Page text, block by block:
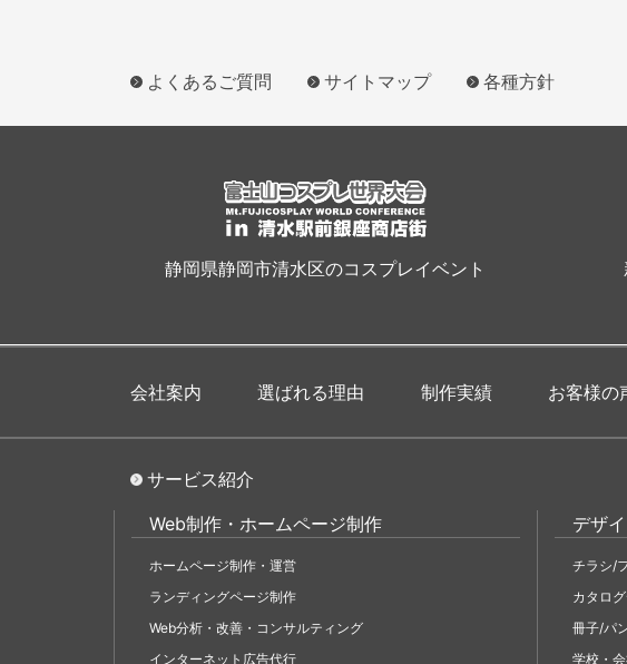
よくあるご質問 サイトマップ 各種方針
静岡県静岡市清水区のコスプレイベント
会社案内 選ばれる理由 制作実績 お客様の
サービス紹介
Web制作・ホームページ制作
ホームページ制作・運営
ランディングページ制作
Web分析・改善・コンサルティング
インターネット広告代行
デザ
チラシ/
カタロ
冊子/パ
学校・